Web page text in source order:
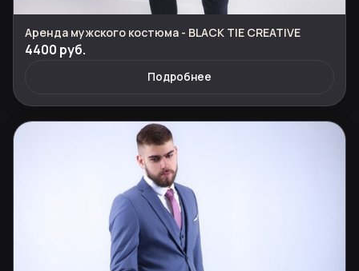
Аренда мужского костюма - BLACK TIE CREATIVE
4400 руб.
Подробнее